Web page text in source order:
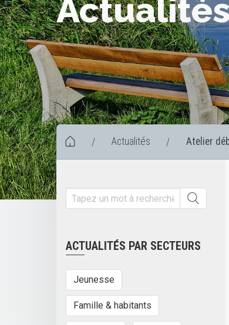
/ Actualités / Atelier
ACTUALITÉS PAR SECTEURS
Jeunesse
Famille & habitants